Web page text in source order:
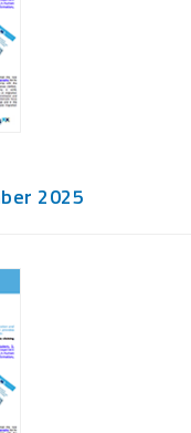
2025